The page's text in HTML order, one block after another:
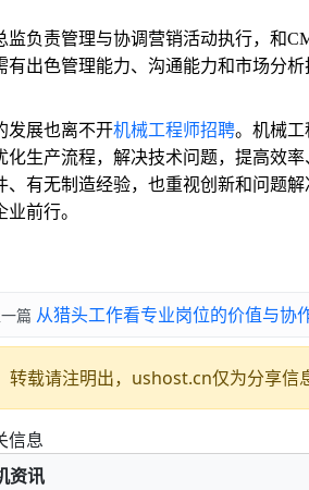
监负责管理与协调营销活动执行，和
有出色管理能力、沟通能力和市场分析
发展也离不开机械工程师招聘。机械工
化生产流程，解决技术问题，提高效
、有无制造经验，也重视创新和问题
业前行。
一篇 从猎头工作看专业岗位的价值与协
转载请注明出，ushost.cn仅为分享信
信息
资讯